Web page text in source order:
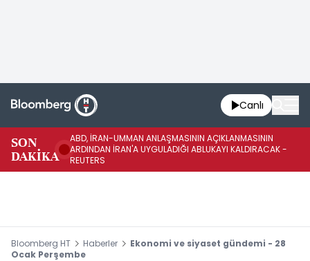
Canlı
SON
DAKİKA
ABD, İRAN-UMMAN ANLAŞMASININ AÇIKLANMASININ
ARDINDAN İRAN'A UYGULADIĞI ABLUKAYI KALDIRACAK -
REUTERS
Bloomberg HT Haberler
Ekonomi ve siyaset gündemi - 28
Ocak Perşembe